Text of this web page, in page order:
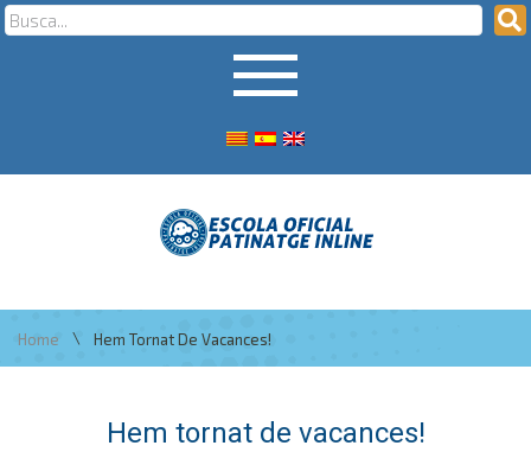
Home \ Hem Tornat De Vacances!
Hem tornat de vacances!